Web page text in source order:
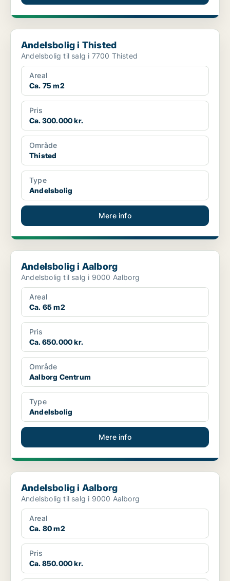
Andelsbolig i Thisted
Andelsbolig i Thisted
Andelsbolig til salg i 7700 Thisted
Areal
Ca. 75 m2
Pris
Ca. 300.000 kr.
Område
Thisted
Type
Andelsbolig
Mere info
Andelsbolig i Aalborg
Andelsbolig i Aalborg
Andelsbolig til salg i 9000 Aalborg
Areal
Ca. 65 m2
Pris
Ca. 650.000 kr.
Område
Aalborg Centrum
Type
Andelsbolig
Mere info
Andelsbolig i Aalborg
Andelsbolig i Aalborg
Andelsbolig til salg i 9000 Aalborg
Areal
Ca. 80 m2
Pris
Ca. 850.000 kr.